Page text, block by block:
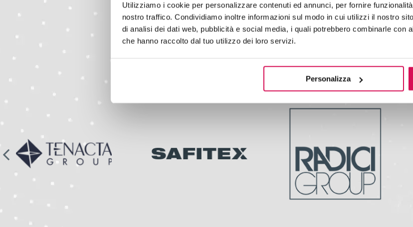
Utilizziamo i cookie per personalizzare contenuti ed annunci, per fornire
nostro traffico. Condividiamo inoltre informazioni sul modo in cui utilizzi il nostro
di analisi dei dati web, pubblicità e social media, i quali potrebbero combinarle con
che hanno raccolto dal tuo utilizzo dei loro servizi.
Personalizza
Referenze